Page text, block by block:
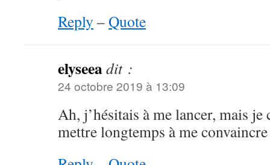
Reply –Quote
elyseeadit :
24 octobre 2019 à 13:09
Ah, j’hésitais à me lancer, mais je
mettre longtemps à me